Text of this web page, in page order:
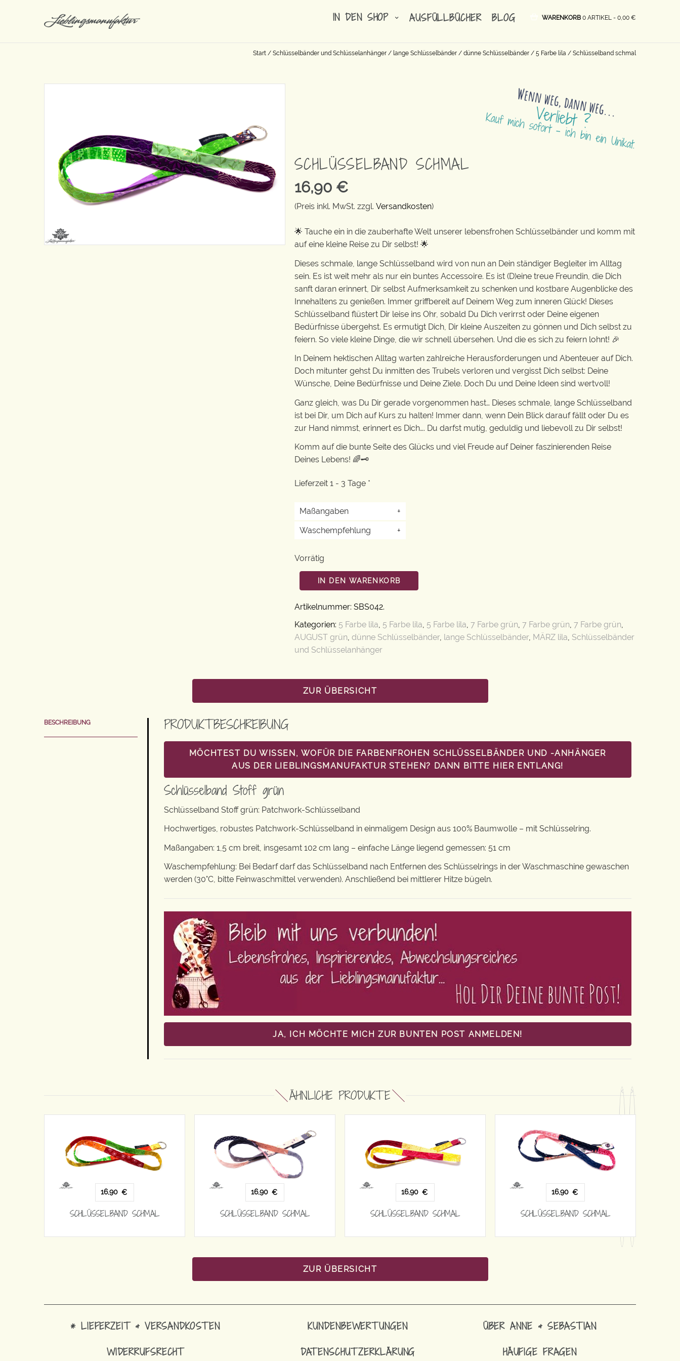
IN DEN SHOP AUSFÜLLBÜCHER BLOG WARENKORB 0 ARTIKEL - 0,00 €
Start / Schlüsselbänder und Schlüsselanhänger / lange Schlüsselbänder / dünne Schlüsselbänder / 5 Farbe lila / Schlüsselband schmal
SCHLÜSSELBAND SCHMAL
16,90 €
(Preis inkl. MwSt. zzgl. Versandkosten)
🌟 Tauche ein in die zauberhafte Welt unserer lebensfrohen Schlüsselbänder und komm mit
auf eine kleine Reise zu Dir selbst! 🌟
Dieses schmale, lange Schlüsselband wird von nun an Dein ständiger Begleiter im Alltag
sein. Es ist weit mehr als nur ein buntes Accessoire. Es ist (D)eine treue Freundin, die Dich
sanft daran erinnert, Dir selbst Aufmerksamkeit zu schenken und kostbare Augenblicke des
Innehaltens zu genießen. Immer griffbereit auf Deinem Weg zum inneren Glück! Dieses
Schlüsselband flüstert Dir leise ins Ohr, sobald Du Dich verirrst oder Deine eigenen
Bedürfnisse übergehst. Es ermutigt Dich, Dir kleine Auszeiten zu gönnen und Dich selbst zu
feiern. So viele kleine Dinge, die wir schnell übersehen. Und die es sich zu feiern lohnt! 🎉
In Deinem hektischen Alltag warten zahlreiche Herausforderungen und Abenteuer auf Dich.
Doch mitunter gehst Du inmitten des Trubels verloren und vergisst Dich selbst: Deine
Wünsche, Deine Bedürfnisse und Deine Ziele. Doch Du und Deine Ideen sind wertvoll!
Ganz gleich, was Du Dir gerade vorgenommen hast… Dieses schmale, lange Schlüsselband
ist bei Dir, um Dich auf Kurs zu halten! Immer dann, wenn Dein Blick darauf fällt oder Du es
zur Hand nimmst, erinnert es Dich…. Du darfst mutig, geduldig und liebevoll zu Dir selbst!
Komm auf die bunte Seite des Glücks und viel Freude auf Deiner faszinierenden Reise
Deines Lebens! 🌈🗝️
Lieferzeit 1 - 3 Tage *
Maßangaben
+
Waschempfehlung
+
Vorrätig
IN DEN WARENKORB
Artikelnummer: SBS042.
Kategorien: 5 Farbe lila 5 Farbe lila 5 Farbe lila 7 Farbe grün 7 Farbe grün 7 Farbe grün
AUGUST grün dünne Schlüsselbänder, lange Schlüsselbänder, MÄRZ lila Schlüsselbänder
und Schlüsselanhänger
ZUR ÜBERSICHT
BESCHREIBUNG PRODUKTBESCHREIBUNG
MÖCHTEST DU WISSEN, WOFÜR DIE FARBENFROHEN SCHLÜSSELBÄNDER UND -ANHÄNGER
AUS DER LIEBLINGSMANUFAKTUR STEHEN? DANN BITTE HIER ENTLANG!
Schlüsselband Stoff grün
Schlüsselband Stoff grün: Patchwork-Schlüsselband
Hochwertiges, robustes Patchwork-Schlüsselband in einmaligem Design aus 100% Baumwolle – mit Schlüsselring.
Maßangaben: 1,5 cm breit, insgesamt 102 cm lang – einfache Länge liegend gemessen: 51 cm
Waschempfehlung: Bei Bedarf darf das Schlüsselband nach Entfernen des Schlüsselrings in der Waschmaschine gewaschen
werden (30°C, bitte Feinwaschmittel verwenden). Anschließend bei mittlerer Hitze bügeln.
JA, ICH MÖCHTE MICH ZUR BUNTEN POST ANMELDEN!
ÄHNLICHE PRODUKTE
16,90 €
SCHLÜSSELBAND SCHMAL
16,90 €
SCHLÜSSELBAND SCHMAL
16,90 €
SCHLÜSSELBAND SCHMAL
16,90 €
SCHLÜSSELBAND SCHMAL
ZUR ÜBERSICHT
* LIEFERZEIT & VERSANDKOSTEN
WIDERRUFSRECHT
KUNDENBEWERTUNGEN
DATENSCHUTZERKLÄRUNG
ÜBER ANNE & SEBASTIAN
HÄUFIGE FRAGEN